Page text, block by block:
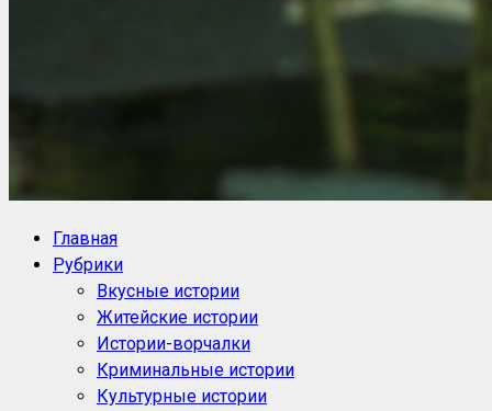
Блог историй NoorySan
Главная
Рубрики
Вкусные истории
Житейские истории
Истории-ворчалки
Криминальные истории
Культурные истории